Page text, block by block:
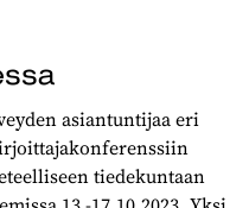
asiantuntijaa eri
tiedekuntaan